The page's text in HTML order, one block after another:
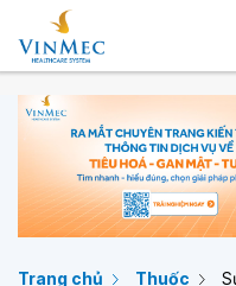
Trang chủ Thuốc